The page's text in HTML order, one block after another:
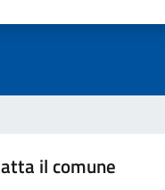
il comune